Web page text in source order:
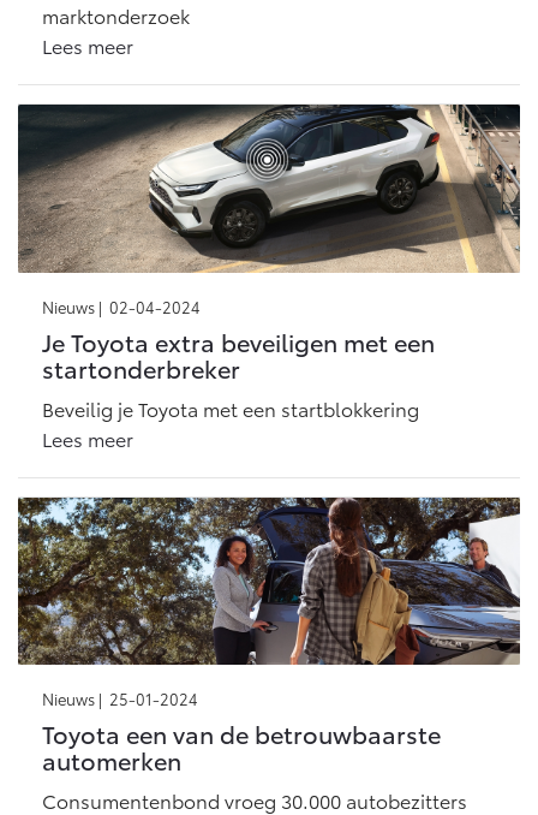
marktonderzoek
Lees meer
Nieuws | 02-04-2024
Je Toyota extra beveiligen met een
startonderbreker
Beveilig je Toyota met een startblokkering
Lees meer
Nieuws | 25-01-2024
Toyota een van de betrouwbaarste
automerken
Consumentenbond vroeg 30.000 autobezitters